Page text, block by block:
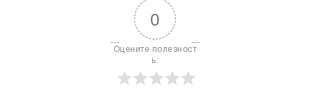
0
Оцените полезност
ь: